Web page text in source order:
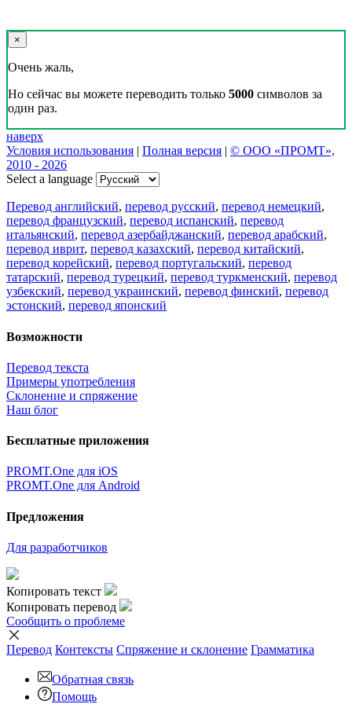
×
Очень жаль,
Но сейчас вы можете переводить только 5000 символов за
один раз.
наверх
Условия использования | Полная версия | © ООО «ПРОМТ»,
2010 - 2026
Select a language
Перевод английский, перевод русский, перевод немецкий,
перевод французский, перевод испанский, перевод
итальянский, перевод азербайджанский, перевод арабский,
перевод иврит, перевод казахский, перевод китайский,
перевод корейский, перевод португальский, перевод
татарский, перевод турецкий, перевод туркменский, перевод
узбекский, перевод украинский, перевод финский, перевод
эстонский, перевод японский
Возможности
Перевод текста
Примеры употребления
Склонение и спряжение
Наш блог
Бесплатные приложения
PROMT.One для iOS
PROMT.One для Android
Предложения
Для разработчиков
Копировать текст
Копировать перевод
Сообщить о проблеме
Перевод Контексты Спряжение и склонение Грамматика
Обратная связь
Помощь